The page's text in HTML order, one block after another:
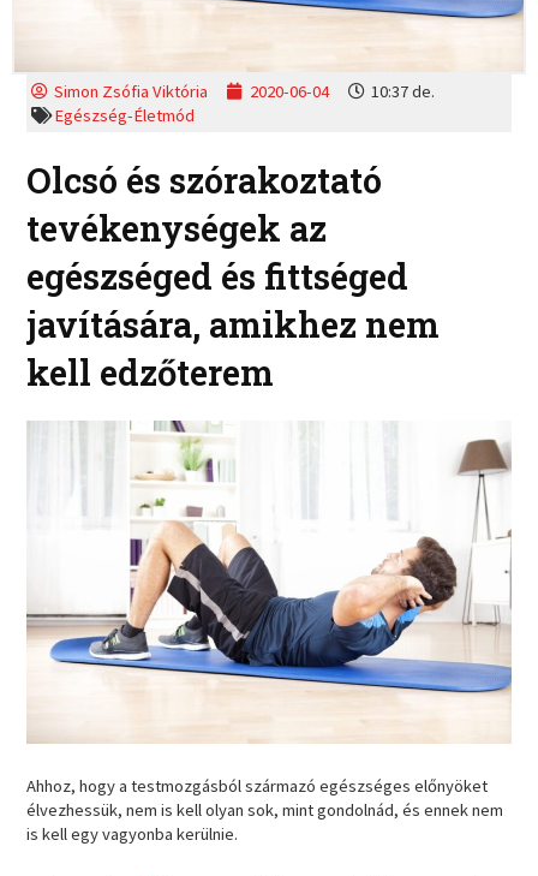
Simon Zsófia Viktória 2020-06-04
10:37 de.
Egészség-Életmód
Olcsó és szórakoztató
tevékenységek az
egészséged és fittséged
javítására, amikhez nem
kell edzőterem
Ahhoz, hogy a testmozgásból származó egészséges előnyöket
élvezhessük, nem is kell olyan sok, mint gondolnád, és ennek nem
is kell egy vagyonba kerülnie.